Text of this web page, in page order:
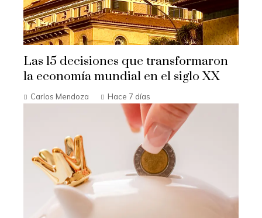
Las 15 decisiones que transformaron
la economía mundial en el siglo XX
Carlos Mendoza Hace 7 días